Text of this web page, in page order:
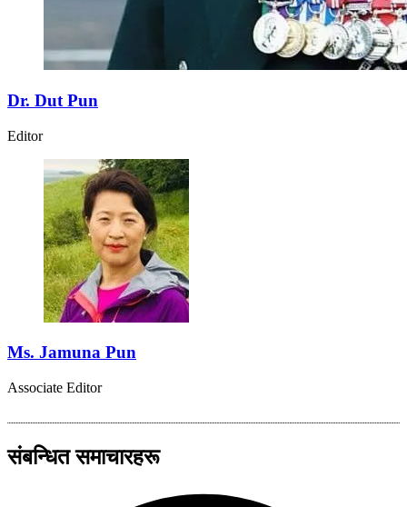
Dr. Dut Pun
Editor
Ms. Jamuna Pun
Associate Editor
संबन्धित समाचारहरू